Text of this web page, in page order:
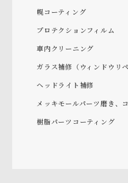
幌コーティング
プロテクションフィルム
車内クリーニング
ガラス補修（ウィンドウリペ
ヘッドライト補修
メッキモールパーツ磨き、
樹脂パーツコーティング